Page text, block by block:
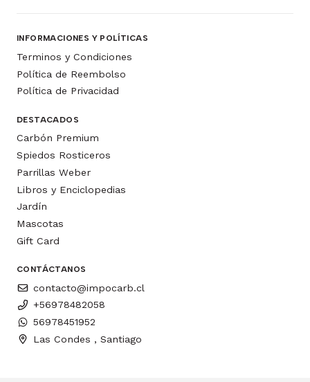
INFORMACIONES Y POLÍTICAS
Terminos y Condiciones
Política de Reembolso
Política de Privacidad
DESTACADOS
Carbón Premium
Spiedos Rosticeros
Parrillas Weber
Libros y Enciclopedias
Jardín
Mascotas
Gift Card
CONTÁCTANOS
contacto@impocarb.cl
+56978482058
56978451952
Las Condes , Santiago